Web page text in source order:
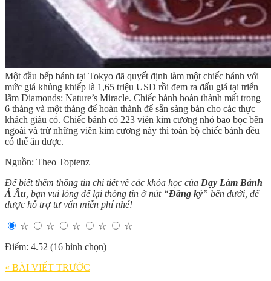
Một đầu bếp bánh tại Tokyo đã quyết định làm một chiếc bánh với
mức giá khủng khiếp là 1,65 triệu USD rồi đem ra đấu giá tại triển
lãm Diamonds: Nature’s Miracle. Chiếc bánh hoàn thành mất trong
6 tháng và một tháng để hoàn thành để sẵn sàng bán cho các thực
khách giàu có. Chiếc bánh có 223 viên kim cương nhỏ bao bọc bên
ngoài và trừ những viên kim cương này thì toàn bộ chiếc bánh đều
có thể ăn được.
Nguồn: Theo Toptenz
Để biết thêm thông tin chi tiết về các khóa học của Dạy Làm Bánh
Á Âu , bạn vui lòng để lại thông tin ở nút “Đăng ký” bên dưới, để
được hỗ trợ tư vấn miễn phí nhé!
☆ ☆ ☆ ☆
☆
Điểm: 4.52 (16 bình chọn)
« BÀI VIẾT TRƯỚC